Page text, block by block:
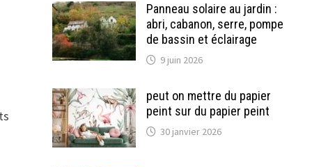
Panneau solaire au jardin :
abri, cabanon, serre, pompe
de bassin et éclairage
9 juin 2026
peut on mettre du papier
peint sur du papier peint
30 janvier 2026